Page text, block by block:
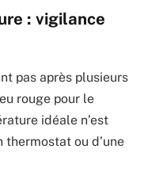
: vigilance
pas après plusieurs
rouge pour le
idéale n’est
thermostat ou d’une